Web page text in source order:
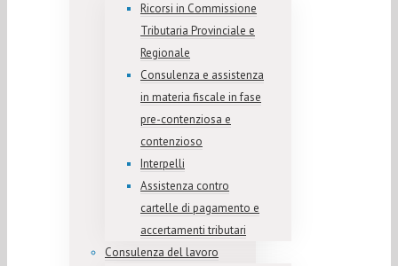
Ricorsi in Commissione
Tributaria Provinciale e
Regionale
Consulenza e assistenza
in materia fiscale in fase
pre-contenziosa e
contenzioso
Interpelli
Assistenza contro
cartelle di pagamento e
accertamenti tributari
Consulenza del lavoro